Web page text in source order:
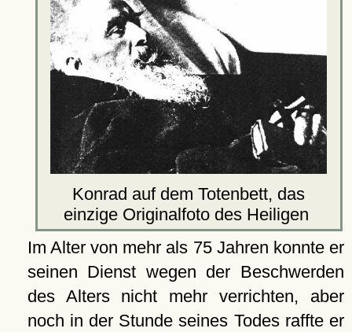
Konrad auf dem Totenbett, das
einzige Originalfoto des Heiligen
Im Alter von mehr als 75 Jahren konnte er
seinen Dienst wegen der Beschwerden
des Alters nicht mehr verrichten, aber
noch in der Stunde seines Todes raffte er